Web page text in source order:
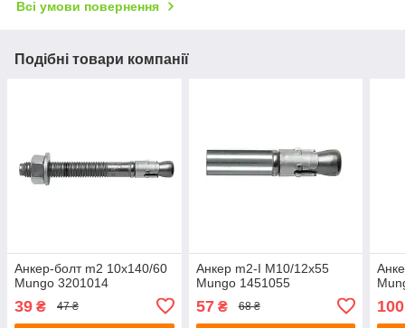
Всі умови повернення
Подібні товари компанії
Анкер-болт m2 10х140/60
Mungo 3201014
39 ₴ 47 ₴
Анкер m2-I M10/12x55
Mungo 1451055
57₴ 68 ₴ 100